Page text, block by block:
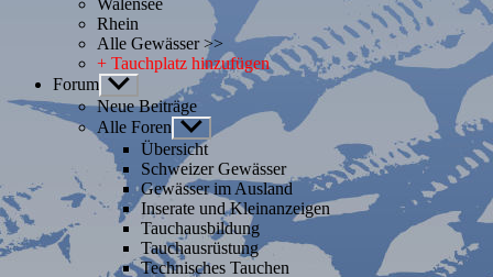
Rhein
Alle Gewässer >>
+ Tauchplatz hinzufügen
Forum Untermenü
anzeigen
Neue Beiträge
Alle Foren Untermenü
anzeigen
Übersicht
Schweizer Gewässer
Gewässer im Ausland
Inserate und Kleinanzeigen
Tauchausbildung
Tauchausrüstung
Technisches Tauchen